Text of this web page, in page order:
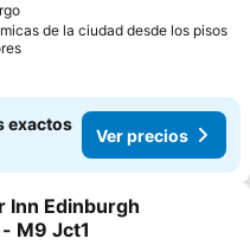
de la ciudad desde los pisos
exactos
Ver precios
a favoritos
Inn Edinburgh
M9 Jct1